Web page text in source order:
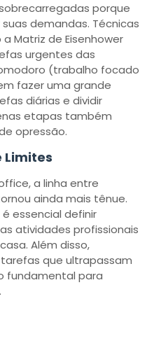
porque
demandas. Técnicas
Matriz de Eisenhower
urgentes das
(trabalho focado
fazer uma grande
diárias e dividir
etapas também
opressão.
Limites
a linha entre
ainda mais tênue.
essencial definir
atividades profissionais
Além disso,
que ultrapassam
fundamental para